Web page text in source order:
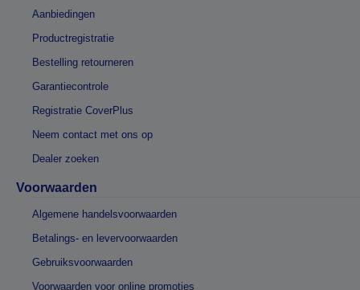
Aanbiedingen
Productregistratie
Bestelling retourneren
Garantiecontrole
Registratie CoverPlus
Neem contact met ons op
Dealer zoeken
Voorwaarden
Algemene handelsvoorwaarden
Betalings- en levervoorwaarden
Gebruiksvoorwaarden
Voorwaarden voor online promoties